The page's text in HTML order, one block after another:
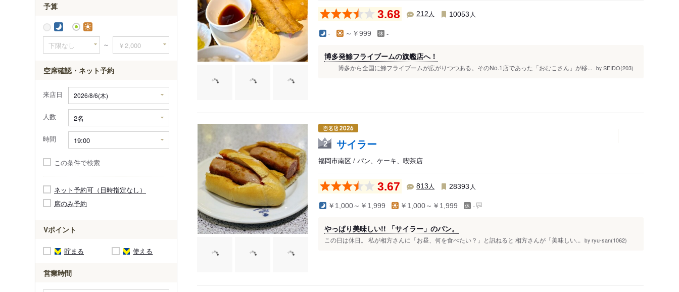
予算
～
空席確認・ネット予約
来店日
人数
時間
この条件で検索
ネット予約可（日時指定なし）
席のみ予約
Vポイント
貯まる 使える
営業時間
3.68 212人 10053 人
- ～￥999 -
博多発鯵フライブームの旗艦店へ！
博多から全国に鯵フライブームが広がりつつある。そのNo.1店であった「おむこさん」が移... by SEIDO(203)
2 サイラー
福岡市南区 / パン、ケーキ、喫茶店
3.67 813人 28393 人
￥1,000～￥1,999 ￥1,000～￥1,999 -
やっぱり美味しい!! 「サイラー」のパン。
この日は休日。 私が相方さんに「お昼、何を食べたい？」と訊ねると 相方さんが「美味しい... by ryu-san(1062)